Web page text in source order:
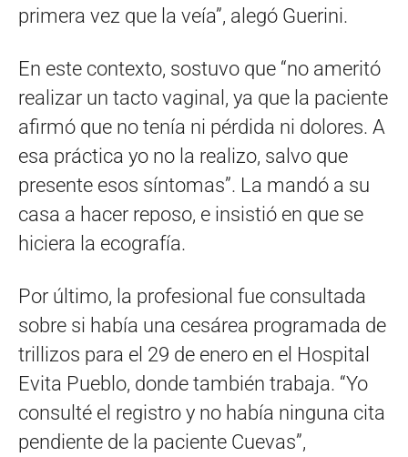
primera vez que la veía”, alegó Guerini.
En este contexto, sostuvo que “no ameritó
realizar un tacto vaginal, ya que la paciente
afirmó que no tenía ni pérdida ni dolores. A
esa práctica yo no la realizo, salvo que
presente esos síntomas”. La mandó a su
casa a hacer reposo, e insistió en que se
hiciera la ecografía.
Por último, la profesional fue consultada
sobre si había una cesárea programada de
trillizos para el 29 de enero en el Hospital
Evita Pueblo, donde también trabaja. “Yo
consulté el registro y no había ninguna cita
pendiente de la paciente Cuevas”,